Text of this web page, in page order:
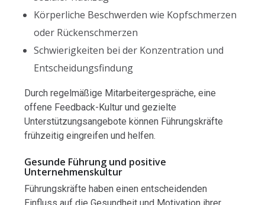
Körperliche Beschwerden wie Kopfschmerzen
oder Rückenschmerzen
Schwierigkeiten bei der Konzentration und
Entscheidungsfindung
Durch regelmäßige Mitarbeitergespräche, eine
offene Feedback-Kultur und gezielte
Unterstützungsangebote können Führungskräfte
frühzeitig eingreifen und helfen.
Gesunde Führung und positive
Unternehmenskultur
Führungskräfte haben einen entscheidenden